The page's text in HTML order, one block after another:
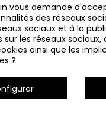
vous demande
des réseaux
sociaux et à la
sur les réseaux
ainsi que les
?